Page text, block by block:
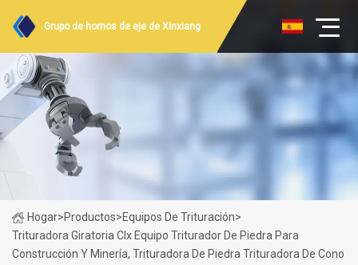
Grupo de hornos de eje de Xinxiang
Hogar>Productos>Equipos De Trituración>
Trituradora Giratoria Clx Equipo Triturador De Piedra Para
Construcción Y Minería, Trituradora De Piedra Trituradora De Cono